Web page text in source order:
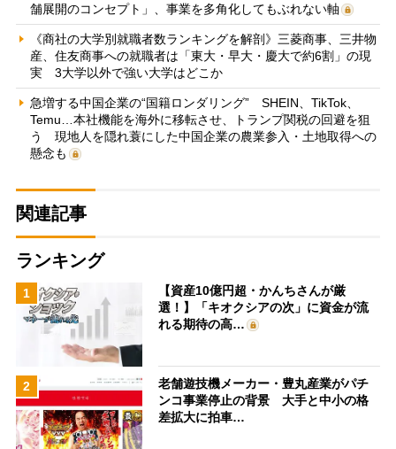
舗展開のコンセプト」、事業を多角化してもぶれない軸
《商社の大学別就職者数ランキングを解剖》三菱商事、三井物
産、住友商事への就職者は「東大・早大・慶大で約6割」の現
実 3大学以外で強い大学はどこか
急増する中国企業の“国籍ロンダリング” SHEIN、TikTok、
Temu…本社機能を海外に移転させ、トランプ関税の回避を狙
う 現地人を隠れ蓑にした中国企業の農業参入・土地取得への
懸念も
関連記事
ランキング
1
【資産10億円超・かんちさんが厳
選！】「キオクシアの次」に資金が流
れる期待の高…
2
老舗遊技機メーカー・豊丸産業がパチ
ンコ事業停止の背景 大手と中小の格
差拡大に拍車…